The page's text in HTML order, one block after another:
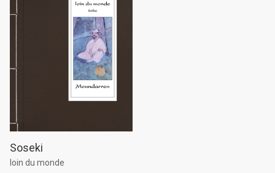
Soseki
loin du monde